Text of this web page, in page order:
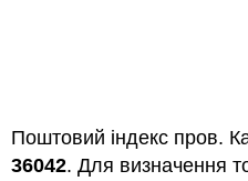
Поштовий індекс пров.
36042. Для визначення